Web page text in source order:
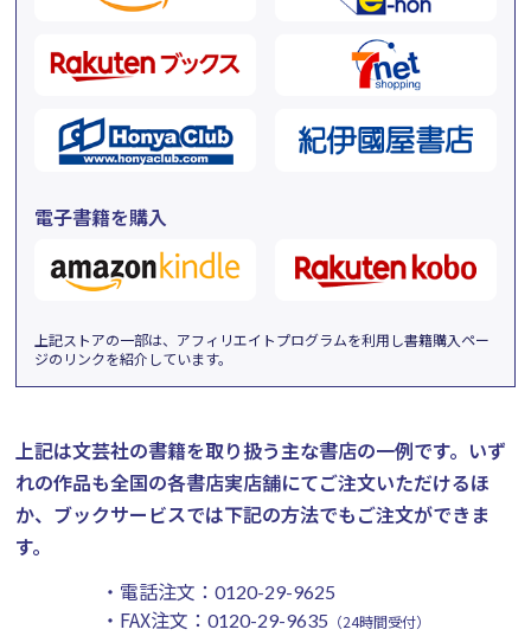
電子書籍を購入
上記ストアの一部は、アフィリエイトプログラムを利用し書籍購入ペー
ジのリンクを紹介しています。
上記は文芸社の書籍を取り扱う主な書店の一例です。 いず
れの作品も全国の各書店実店舗にてご注文いただけるほ
か、ブックサービスでは下記の方法でもご注文ができま
す。
・電話注文： 0120-29-9625
・FAX注文： 0120-29-9635 （24時間受付）